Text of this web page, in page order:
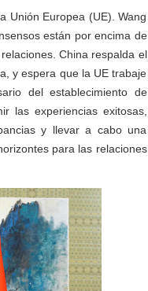
Unión Europea (UE). Wang
están por encima de
China respalda el
y espera que la UE trabaje
del establecimiento de
las experiencias exitosas,
y llevar a cabo una
para las relaciones